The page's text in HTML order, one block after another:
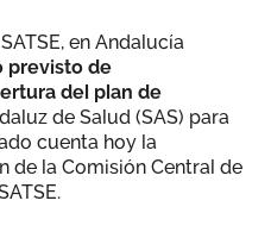
en Andalucía
previsto de
del plan de
de Salud (SAS) para
cuenta hoy la
de la Comisión Central de